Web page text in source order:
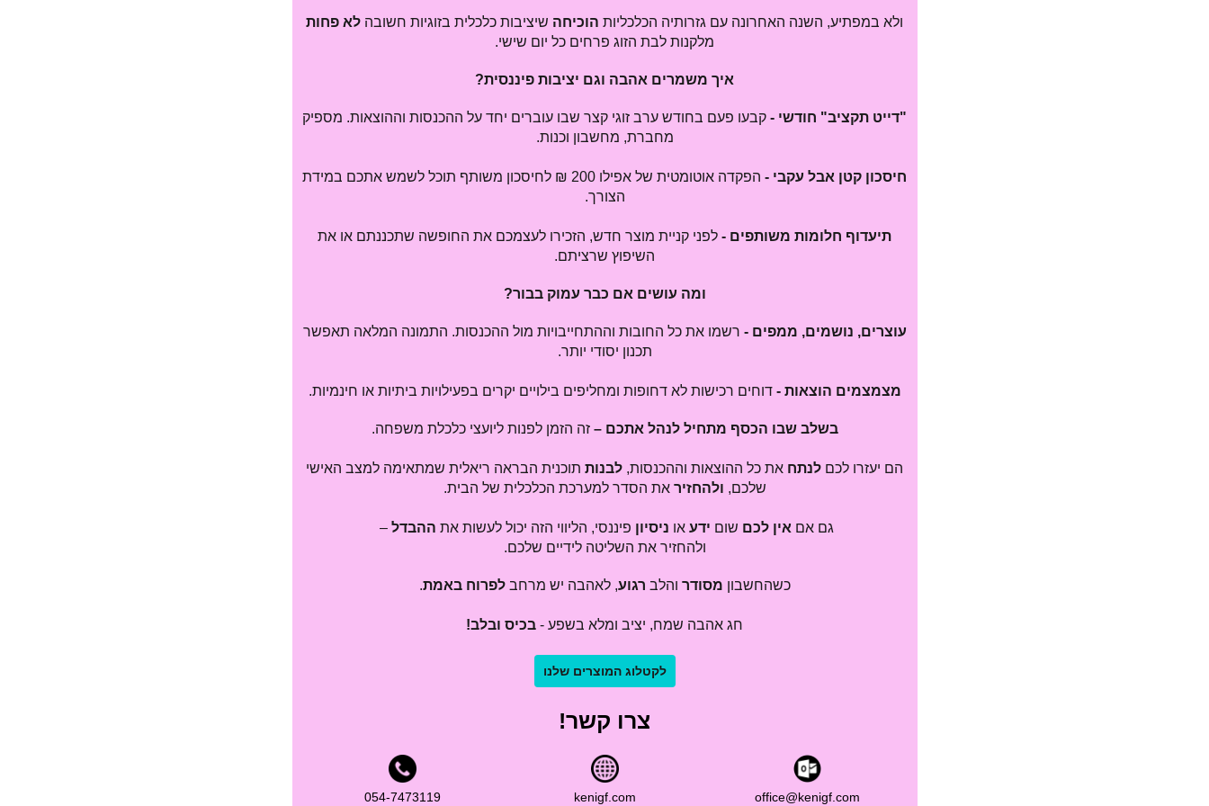
ולא במפתיע, השנה האחרונה עם גזרותיה הכלכליות הוכיחה שיציבות כלכלית בזוגיות חשובה לא פחות
מלקנות לבת הזוג פרחים כל יום שישי.
איך משמרים אהבה וגם יציבות פיננסית?
"דייט תקציב" חודשי - קבעו פעם בחודש ערב זוגי קצר שבו עוברים יחד על ההכנסות וההוצאות. מספיק
מחברת, מחשבון וכנות.
חיסכון קטן אבל עקבי -
הפקדה אוטומטית של אפילו 200 ₪ לחיסכון משותף תוכל לשמש אתכם במידת
הצורך.
תיעדוף חלומות משותפים - לפני קניית מוצר חדש, הזכירו לעצמכם את החופשה שתכננתם או את
השיפוץ שרציתם.
ומה עושים אם כבר עמוק בבור?
עוצרים, נושמים, ממפים - רשמו את כל החובות וההתחייבויות מול ההכנסות. התמונה המלאה תאפשר
תכנון יסודי יותר.
מצמצמים הוצאות - דוחים רכישות לא דחופות ומחליפים בילויים יקרים בפעילויות ביתיות או חינמיות.
בשלב שבו הכסף מתחיל לנהל אתכם –זה הזמן לפנות ליועצי כלכלת משפחה.
הם יעזרו לכם לנתח את כל ההוצאות וההכנסות, לבנות תוכנית הבראה ריאלית שמתאימה למצב האישי
שלכם, ולהחזיראת הסדר למערכת הכלכלית של הבית.
גם אם אין לכם שום ידעאו ניסיון פיננסי, הליווי הזה יכול לעשות את ההבדל–
ולהחזיר את השליטה לידיים שלכם.
כשהחשבון מסודר והלב רגוע, לאהבה יש מרחבלפרוח באמת.
חג אהבה שמח, יציב ומלא בשפע - בכיס ובלב!
לקטלוג המוצרים שלנו
צרו קשר!
​054-7​473119​ kenigf.com office@kenigf.co​m